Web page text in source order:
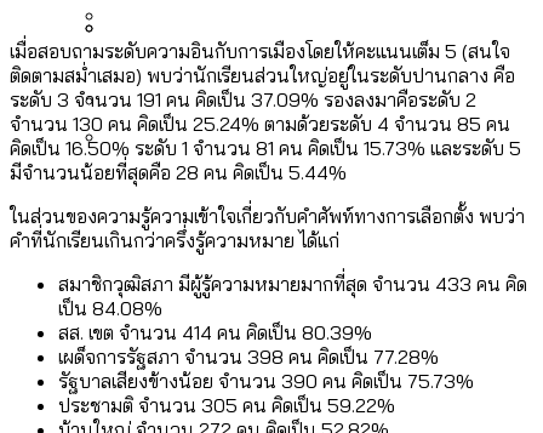
ปีนกำแพงส่องซีรีส์จีน: จีนส่งออกภาพ
ลักษณ์แบบไหนสู่สายตาโลก
สำรวจรายได้จากการจัดเก็บภาษีใน
กรุงเทพฯ ผ่าน Bangkok Index 2025
สูงอายุระดับสุดยอด
Bangkok Index 2025 : อันดับความน่าอยู่
ของ 50 เขตในกรุงเทพฯ
กรุงเทพฯ เมืองสังคมผู้สูงอายุ [ข้อมูลดิบ]
สวนสาธารณะและพื้นที่สีเขียวใน กทม.
[ข้อมูลดิบ]
เมื่อสอบถามระดับความอินกับการเมืองโดยให้คะแนนเต็ม 5 (สนใจ
ติดตามสม่ำเสมอ) พบว่านักเรียนส่วนใหญ่อยู่ในระดับปานกลาง คือ
ระดับ 3 จำนวน 191 คน คิดเป็น 37.09% รองลงมาคือระดับ 2
จำนวน 130 คน คิดเป็น 25.24% ตามด้วยระดับ 4 จำนวน 85 คน
คิดเป็น 16.50% ระดับ 1 จำนวน 81 คน คิดเป็น 15.73% และระดับ 5
มีจำนวนน้อยที่สุดคือ 28 คน คิดเป็น 5.44%
ในส่วนของความรู้ความเข้าใจเกี่ยวกับคำศัพท์ทางการเลือกตั้ง พบว่า
คำที่นักเรียนเกินกว่าครึ่งรู้ความหมาย ได้แก่
สมาชิกวุฒิสภา มีผู้รู้ความหมายมากที่สุด จำนวน 433 คน คิด
เป็น 84.08%
สส. เขต จำนวน 414 คน คิดเป็น 80.39%
เผด็จการรัฐสภา จำนวน 398 คน คิดเป็น 77.28%
รัฐบาลเสียงข้างน้อย จำนวน 390 คน คิดเป็น 75.73%
ประชามติ จำนวน 305 คน คิดเป็น 59.22%